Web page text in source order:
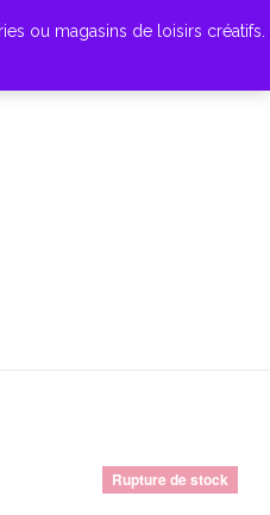
Rupture de stock
ou magasins de loisirs créatifs.